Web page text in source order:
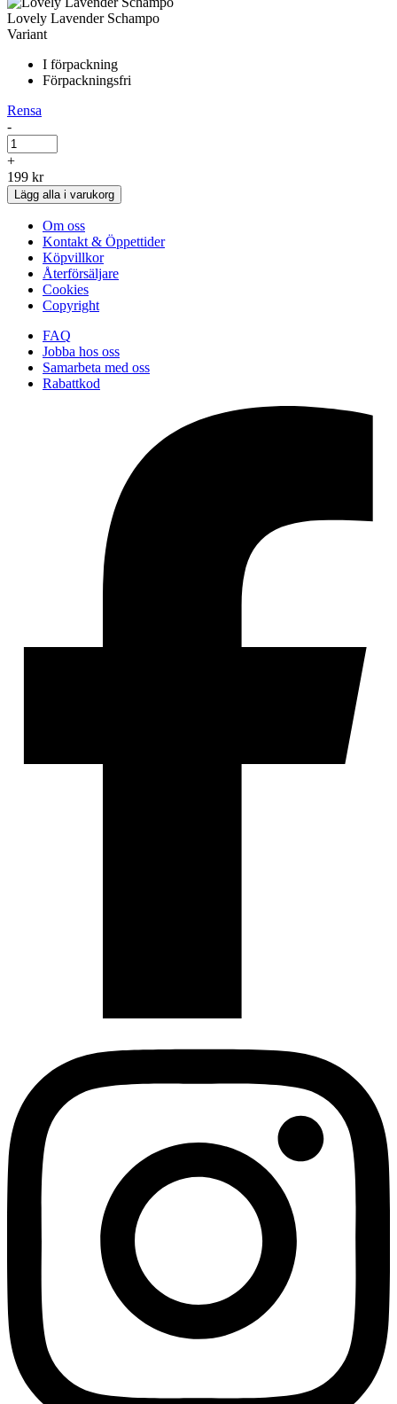
Lovely Lavender Schampo
Variant
I förpackning
Förpackningsfri
Rensa
-
Lovely
Lavender
Schampo
mängd
+
199 kr
Lägg alla i varukorg
Om oss
Kontakt & Öppettider
Köpvillkor
Återförsäljare
Cookies
Copyright
FAQ
Jobba hos oss
Samarbeta med oss
Rabattkod